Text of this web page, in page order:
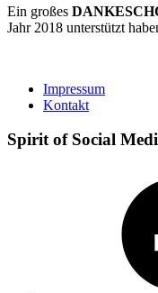
Ein großes
Jahr 2018 unterstützt
Impressum
Kontakt
Spirit of Social